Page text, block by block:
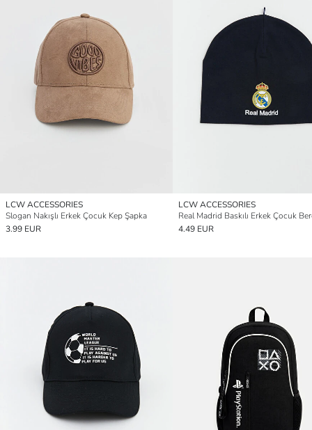
LCW ACCESSORIES
Slogan Nakışlı Erkek Çocuk Kep Şapka
3.99 EUR
LCW ACCESSORIES
Real Madrid Baskılı Erkek Çocuk
4.49 EUR